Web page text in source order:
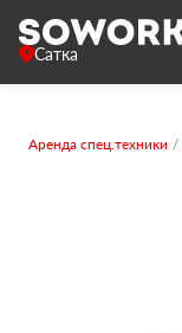
Сатка
Аренда спец.техники